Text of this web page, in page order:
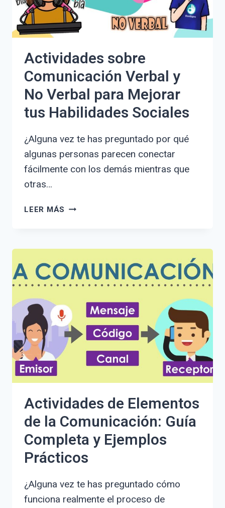
Actividades sobre
Comunicación Verbal y
No Verbal para Mejorar
tus Habilidades Sociales
¿Alguna vez te has preguntado por qué
algunas personas parecen conectar
fácilmente con los demás mientras que
otras…
LEER MÁS ACTIVIDADES
NO
VERBAL
MEJORAR
TUS
HABILIDADES
SOCIALES
Actividades de Elementos
de la Comunicación: Guía
Completa y Ejemplos
Prácticos
¿Alguna vez te has preguntado cómo
funciona realmente el proceso de